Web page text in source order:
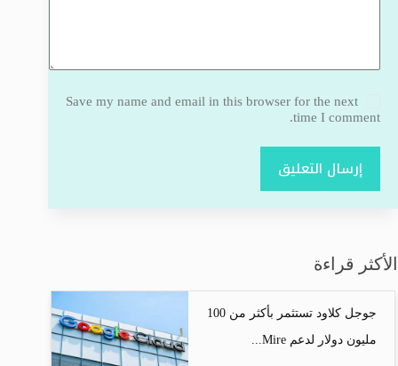
Save my name and email in this browser for the next
time I comment.
إرسال التعليق
الأكثر قراءة
جوجل كلاود تستثمر بأكثر من 100
مليون دولار لدعم Mire...